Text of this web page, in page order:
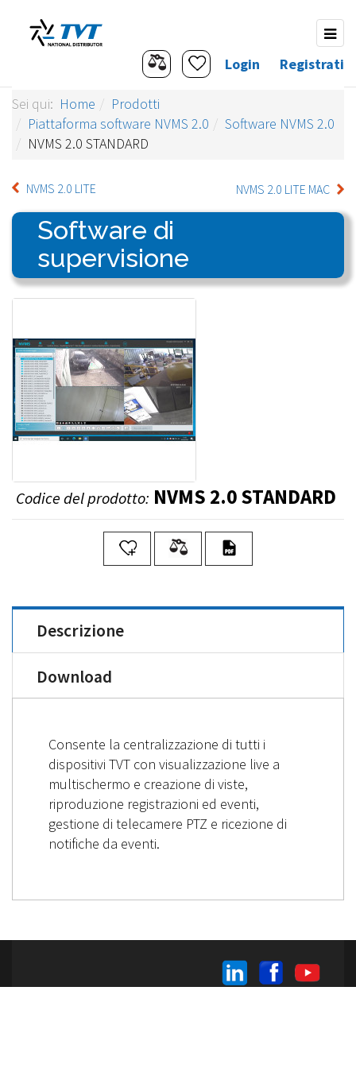
Registrati
Login
Sei qui: Home
Prodotti
Piattaforma software NVMS 2.0
Software NVMS 2.0
NVMS 2.0 STANDARD
NVMS 2.0 LITE NVMS 2.0 LITE MAC
Software di
supervisione
Codice del prodotto: NVMS 2.0 STANDARD
Descrizione
Download
Consente la centralizzazione di tutti i
dispositivi TVT con visualizzazione live a
multischermo e creazione di viste,
riproduzione registrazioni ed eventi,
gestione di telecamere PTZ e ricezione di
notifiche da eventi.